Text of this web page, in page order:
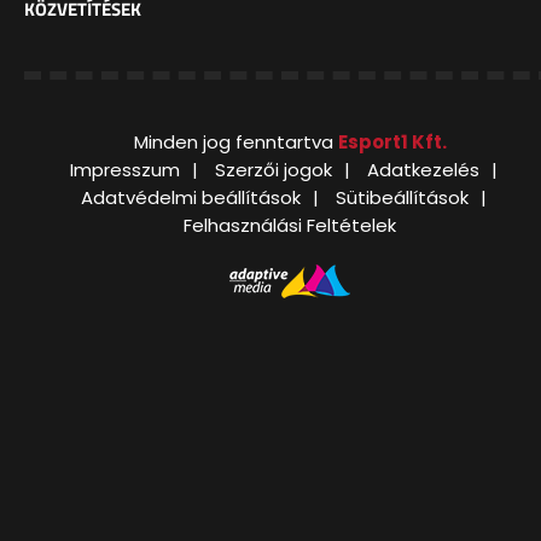
KÖZVETÍTÉSEK
Minden jog fenntartva Esport1 Kft.
Impresszum
Szerzői jogok
Adatkezelés
Adatvédelmi beállítások
Sütibeállítások
Felhasználási Feltételek